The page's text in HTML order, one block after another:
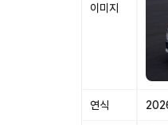
이미지
연식